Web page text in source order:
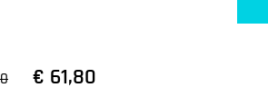
€ 61,80